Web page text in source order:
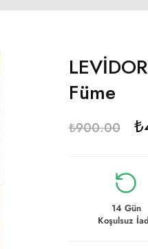
Füme
₺900.00 ₺
14 Gün
Koşulsuz